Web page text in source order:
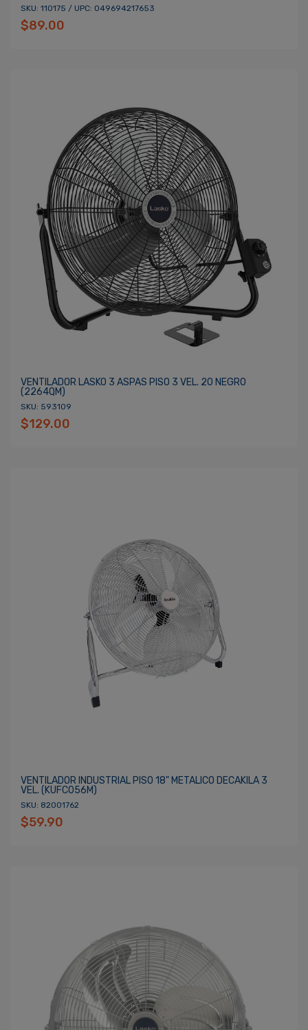
SKU: 110175 / UPC: 049694217653
$89.00
VENTILADOR LASKO 3 ASPAS PISO 3 VEL. 20 NEGRO
(2264QM)
SKU: 593109
$129.00
VENTILADOR INDUSTRIAL PISO 18" METALICO DECAKILA 3
VEL. (KUFC056M)
SKU: 82001762
$59.90